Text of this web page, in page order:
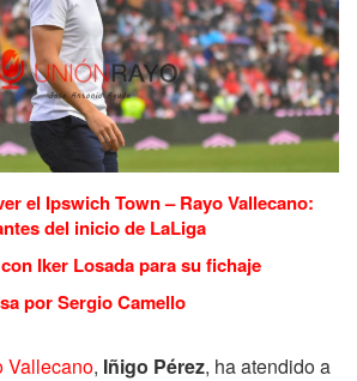
el Ipswich Town – Rayo Vallecano:
del inicio de LaLiga
Iker Losada para su fichaje
por Sergio Camello
Vallecano, Iñigo Pérez, ha atendido a